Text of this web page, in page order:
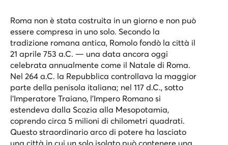
Roma non è stata costruita in un giorno e non può
essere compresa in uno solo. Secondo la
tradizione romana antica, Romolo fondò la città il
21 aprile 753 a.C. — una data ancora oggi
celebrata annualmente come il Natale di Roma.
Nel 264 a.C. la Repubblica controllava la maggior
parte della penisola italiana; nel 117 d.C., sotto
l’Imperatore Traiano, l’Impero Romano si
estendeva dalla Scozia alla Mesopotamia,
coprendo circa 5 milioni di chilometri quadrati.
Questo straordinario arco di potere ha lasciato
una città in cui un solo isolato può contenere una